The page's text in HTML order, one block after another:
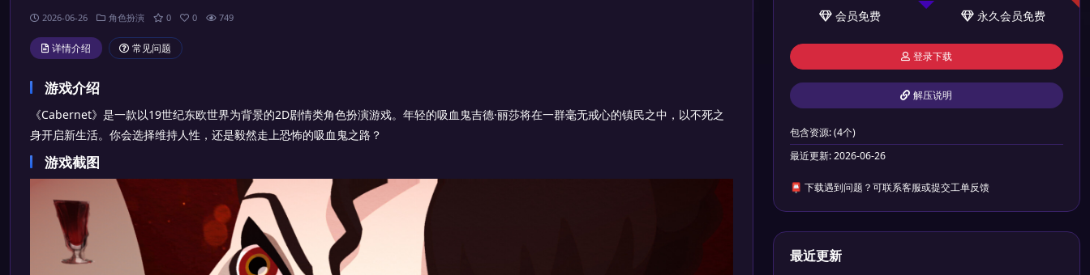
2026-06-26 角色扮演 0 0 749
详情介绍 常见问题
游戏介绍
《Cabernet》是一款以19世纪东欧世界为背景的2D剧情类角色扮演游戏。年轻的吸血鬼吉德·丽莎将在一群毫无戒心的镇民之中，以不死之
身开启新生活。你会选择维持人性，还是毅然走上恐怖的吸血鬼之路？
游戏截图
会员免费 永久会员免费
登录下载
解压说明
包含资源:(4个)
最近更新:2026-06-26
📮 下载遇到问题？可联系客服或提交工单反馈
最近更新